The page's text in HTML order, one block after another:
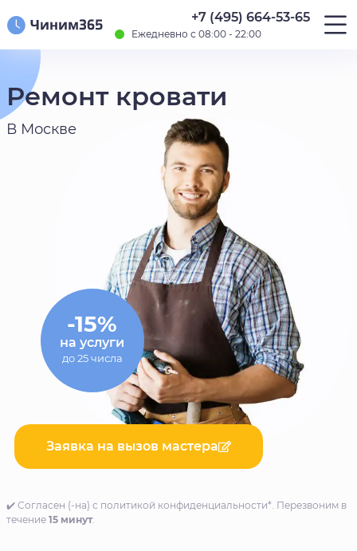
+7 (495) 664-53-65
Ежедневно с 08:00 - 22:00
Ремонт кровати
В Москве
Заявка на вызов мастера
✔️ Согласен (-на) с политикой конфиденциальности*. Перезвоним в
течение 15 минут.
-15%
на услуги
до 25 числа